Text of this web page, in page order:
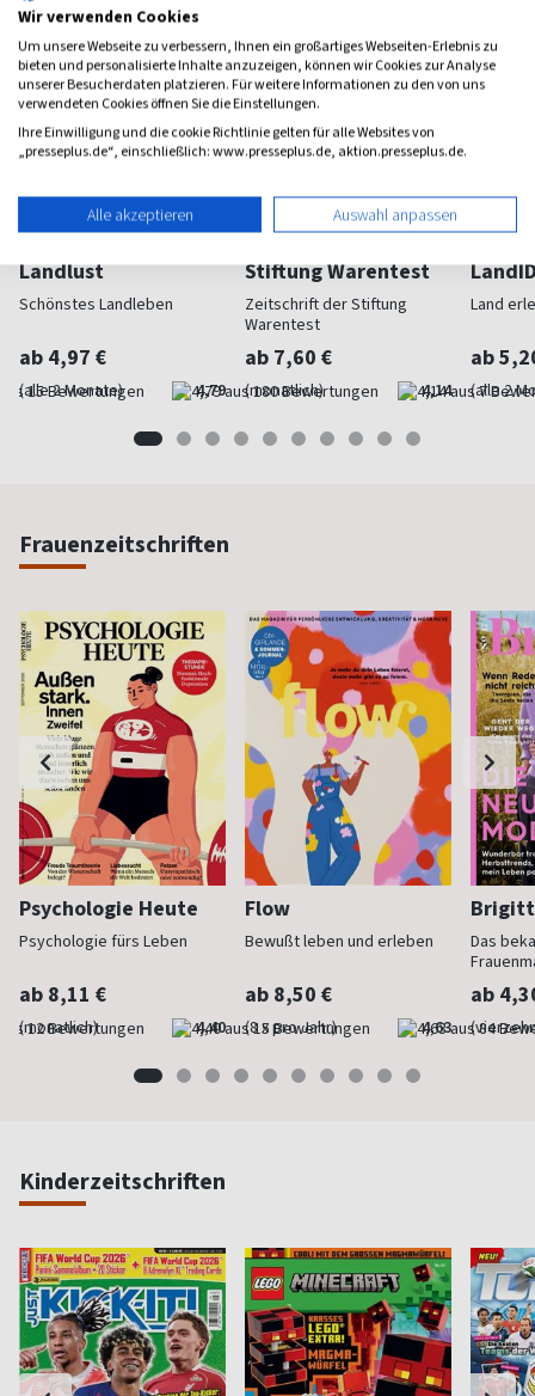
Landlust
Schönstes Landleben
ab 4,97 €
(alle 2 Monate) 4,79
Stiftung Warentest
Zeitschrift der Stiftung
Warentest
ab 7,60 €
(monatlich) 4,14
Land
ab
(alle 2
Frauenzeitschriften
Psychologie Heute
Psychologie fürs Leben
ab 8,11 €
(monatlich) 4,40
Flow
Bewußt leben und erleben
ab 8,50 €
(8 x pro Jahr) 4,63
Das
ab
Kinderzeitschriften
Wir verwenden Cookies
Um unsere Webseite zu verbessern, Ihnen ein großartiges Webseiten-Erlebnis zu
bieten und personalisierte Inhalte anzuzeigen, können wir Cookies zur Analyse
unserer Besucherdaten platzieren. Für weitere Informationen zu den von uns
verwendeten Cookies öffnen Sie die Einstellungen.
Ihre Einwilligung und die cookie Richtlinie gelten für alle Websites von
„presseplus.de“, einschließlich: www.presseplus.de, aktion.presseplus.de.
Alle akzeptieren Auswahl anpassen